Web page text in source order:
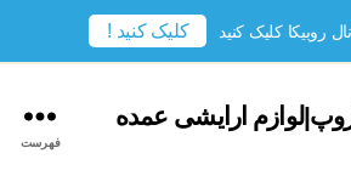
ارایشی عمده
فهرست
روبیکا کلیک کنید کلیک کنید !